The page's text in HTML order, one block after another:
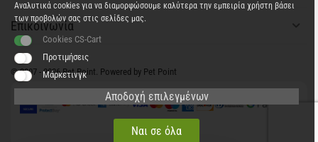
Επικοινωνία
© 2007 - 2026 Pet Point. Powered by Pet Point
Αναλυτικά cookies για να διαμορφώσουμε καλύτερα την εμπειρία χρήστη βάσει
των προβολών σας στις σελίδες μας.
Cookies CS-Cart
Προτιμήσεις
Μάρκετινγκ
Αποδοχή επιλεγμένων
Ναι σε όλα